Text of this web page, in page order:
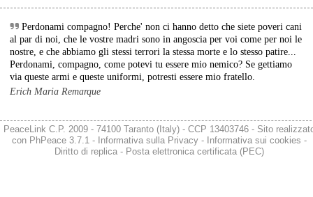
6/8/2026 21:36
Perdonami compagno! Perche' non ci hanno detto che siete poveri cani
al par di noi, che le vostre madri sono in angoscia per voi come per noi le
nostre, e che abbiamo gli stessi terrori la stessa morte e lo stesso patire...
Perdonami, compagno, come potevi tu essere mio nemico? Se gettiamo
via queste armi e queste uniformi, potresti essere mio fratello.
Erich Maria Remarque
PeaceLink C.P. 2009 - 74100 Taranto (Italy) - CCP 13403746 - Sito
con PhPeace 3.7.1- Informativa sulla Privacy- Informativa sui cookies -
Diritto di replica- Posta elettronica certificata (PEC)